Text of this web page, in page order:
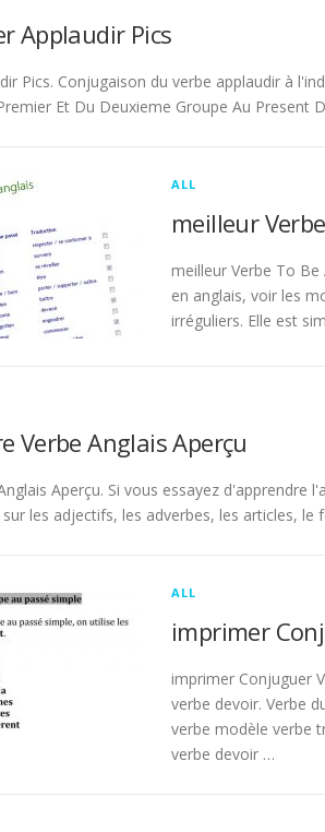
Applaudir Pics
Pics. Conjugaison du verbe applaudir à
Et Du Deuxieme Groupe Au Present
ALL
meilleur
meilleur Verbe To
en anglais, voir les
irréguliers. Elle est
Verbe Anglais Aperçu
Aperçu. Si vous essayez d'apprendre
les adjectifs, les adverbes, les articles, le
ALL
imprimer
imprimer Conjuguer
verbe devoir. Verbe
verbe modèle verbe
verbe devoir …